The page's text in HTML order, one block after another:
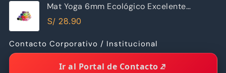
Mat Yoga 6mm Ecológico Excelente
Calidad
S/ 28.90
Contacto Corporativo / Institucional
Ir al Portal de Contacto